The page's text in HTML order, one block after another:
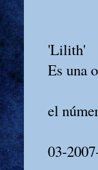
'Lilith'
Es una
el
03-